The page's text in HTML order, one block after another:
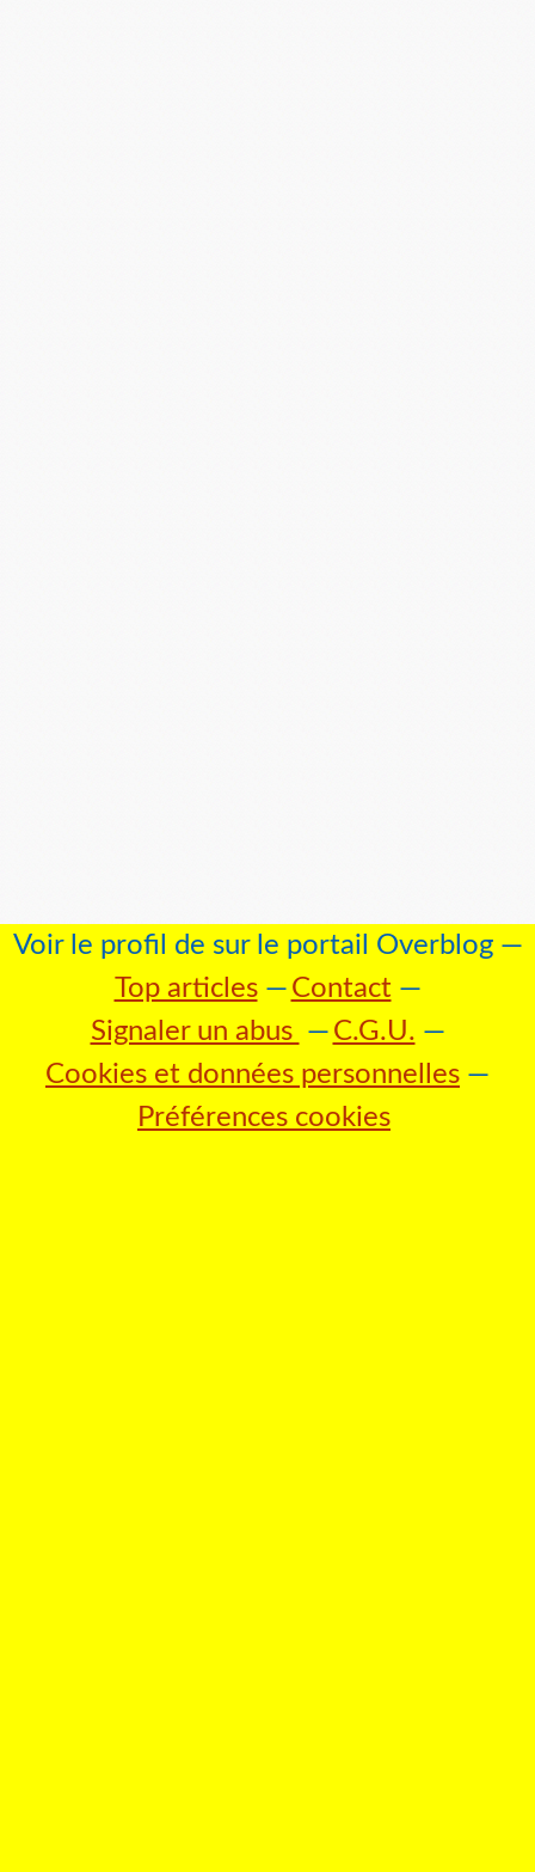
Voir le profil de sur le portail Overblog
Top articles
Contact
Signaler un abus
C.G.U.
Cookies et données personnelles
Préférences cookies